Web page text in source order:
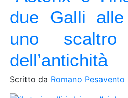
due Galli
uno scaltro
dell’antichità
Scritto da Romano Pesavento